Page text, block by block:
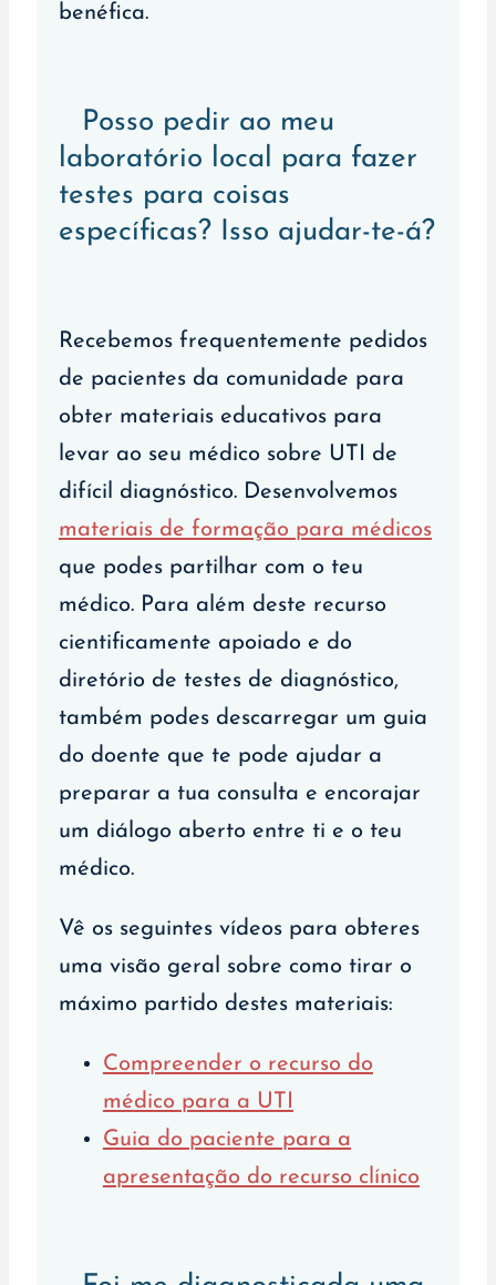
benéfica.
Posso pedir ao meu
laboratório local para fazer
testes para coisas
específicas? Isso ajudar-te-á?
Recebemos frequentemente pedidos
de pacientes da comunidade para
obter materiais educativos para
levar ao seu médico sobre UTI de
difícil diagnóstico. Desenvolvemos
materiais de formação para médicos
que podes partilhar com o teu
médico. Para além deste recurso
cientificamente apoiado e do
diretório de testes de diagnóstico,
também podes descarregar um guia
do doente que te pode ajudar a
preparar a tua consulta e encorajar
um diálogo aberto entre ti e o teu
médico.
Vê os seguintes vídeos para obteres
uma visão geral sobre como tirar o
máximo partido destes materiais:
Compreender o recurso do
médico para a UTI
Guia do paciente para a
apresentação do recurso clínico